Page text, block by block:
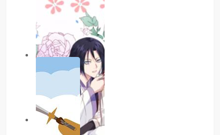
武碎星河
主演：内详
7.0分 更新至35集
神在囧途
主演：内详
6.0分 更新至04集